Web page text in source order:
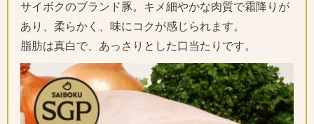
サイボクのブランド豚。キメ細やかな肉質で霜降りが
あり、柔らかく、味にコクが感じられます。
脂肪は真白で、あっさりとした口当たりです。